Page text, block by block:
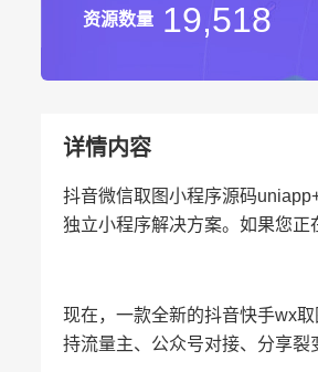
资源数量 19,518
详情内容
抖音微信取图小程序源码
独立小程序解决方案。如果您正
现在，一款全新的抖音快手wx
持流量主、公众号对接、分享裂